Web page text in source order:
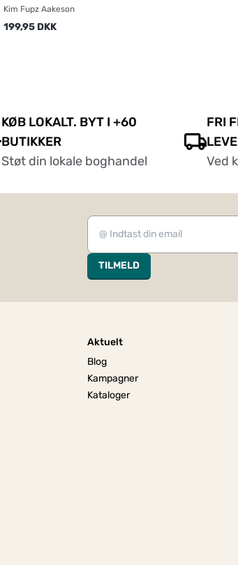
Kim Fupz Aakeson
199,95 DKK
KØB LOKALT. BYT I +60
BUTIKKER
Støt din lokale boghandel
FRI
Ved
TILMELD
Aktuelt
Blog
Kampagner
Kataloger